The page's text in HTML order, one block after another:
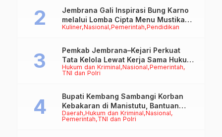
Kuliner Nasional Pemerintah Pendidikan
Jembrana Gali Inspirasi Bung Karno
melalui Lomba Cipta Menu Mustika
Rasa
Hukum dan Kriminal Nasional Pemerintah
TNI dan Polri
Pemkab Jembrana–Kejari Perkuat
Tata Kelola Lewat Kerja Sama Hukum
Datun
Daerah Hukum dan Kriminal Nasional
Pemerintah TNI dan Polri
Bupati Kembang Sambangi Korban
Kebakaran di Manistutu, Bantuan
Disalurkan untuk Ringankan Beban